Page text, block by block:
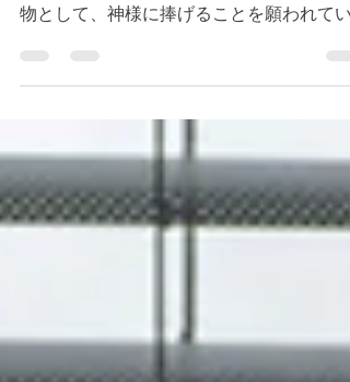
物として、神様に捧げることを願われてい
様の御心に合わせ、神様の完全な、良き御
画を知ることが大切です。（参照 ローマ
２章１節～２節）...